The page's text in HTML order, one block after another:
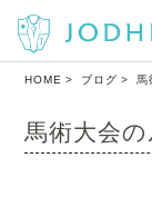
HOME ブログ 馬
馬術大会